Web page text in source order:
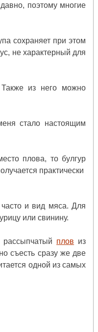
поэтому многие
сохраняет при этом
не характерный для
Также из него можно
стало настоящим
плова, то булгур
практически
и вид мяса. Для
или свинину.
рассыпчатый плов из
съесть сразу же две
одной из самых